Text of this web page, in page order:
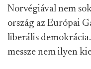
Norvégiával nem
ország az Európai
liberális
messze nem ilyen